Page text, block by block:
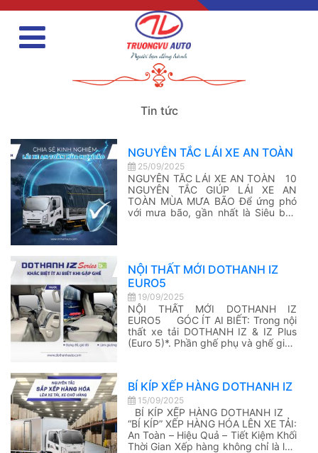
Tin tức
NGUYÊN TẮC LÁI XE AN TOÀN
25/09/2025
NGUYÊN TẮC LÁI XE AN TOÀN 10
NGUYÊN TẮC GIÚP LÁI XE AN
TOÀN MÙA MƯA BÃO Để ứng phó
với mưa bão, gần nhất là Siêu bão
NỘI THẤT MỚI DOTHANH IZ
EURO5
19/09/2025
NỘI THẤT MỚI DOTHANH IZ
EURO5 GÓC ÍT AI BIẾT: Trong nội
thất xe tải DOTHANH IZ & IZ Plus
(Euro 5)*. Phần ghế phụ và ghế giữa
đồ thiết yếu, giữ đồ có giá trị trong
lúc dừng […]
BÍ KÍP XẾP HÀNG DOTHANH IZ
15/09/2025
BÍ KÍP XẾP HÀNG DOTHANH IZ
“BÍ KÍP” XẾP HÀNG HÓA LÊN XE TẢI:
An Toàn – Hiệu Quả – Tiết Kiệm Khối
Thời Gian Xếp hàng không chỉ là lấp